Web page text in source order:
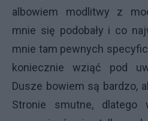
albowiem modlitwy z
mnie się podobały i co
mnie tam pewnych
koniecznie wziąć pod
Dusze bowiem są bardzo,
Stronie smutne,